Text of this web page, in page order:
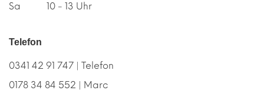
Sa 10 - 13 Uhr
Telefon
0341 42 91 747 | Telefon
0178 34 84 552 | Marc